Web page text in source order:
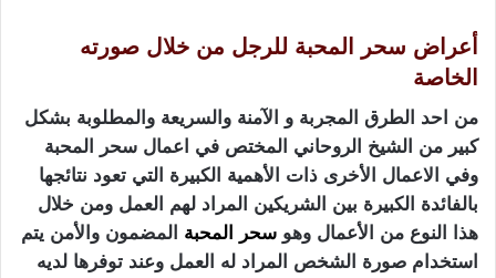
أعراض سحر المحبة للرجل من خلال صورته
الخاصة
من احد الطرق المجربة و الآمنة والسريعة والمطلوبة بشكل
كبير من الشيخ الروحاني المختص في اعمال سحر المحبة
وفي الاعمال الأخرى ذات الأهمية الكبيرة التي تعود نتائجها
بالفائدة الكبيرة بين الشريكين المراد لهم العمل ومن خلال
هذا النوع من الأعمال وهو سحر المحبة المضمون والأمن يتم
استخدام صورة الشخص المراد له العمل وعند توفرها لديه